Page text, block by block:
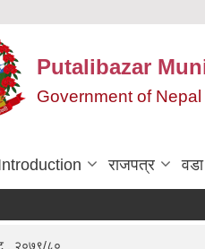
Putalibazar
Government of Nepal
राजपत्र
, २०७९/८०